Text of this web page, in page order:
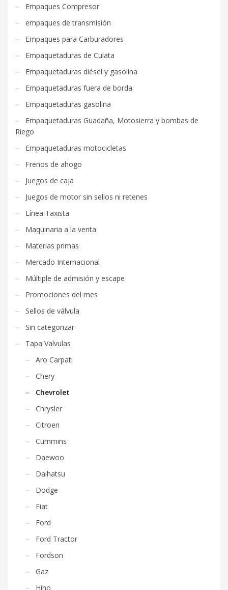
Empaques Compresor
empaques de transmisión
Empaques para Carburadores
Empaquetaduras de Culata
Empaquetaduras diésel y gasolina
Empaquetaduras fuera de borda
Empaquetaduras gasolina
Empaquetaduras Guadaña, Motosierra y bombas de
Riego
Empaquetaduras motocicletas
Frenos de ahogo
Juegos de caja
Juegos de motor sin sellos ni retenes
Línea Taxista
Maquinaria a la venta
Materias primas
Mercado Internacional
Múltiple de admisión y escape
Promociones del mes
Sellos de válvula
Sin categorizar
Tapa Valvulas
Aro Carpati
Chery
Chevrolet
Chrysler
Citroen
Cummins
Daewoo
Daihatsu
Dodge
Fiat
Ford
Ford Tractor
Fordson
Gaz
Hino